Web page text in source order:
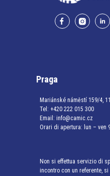
Praga
Mariánské náměstí 159/4,
Tel: +420 222 015 300
Email: info@camic.cz
Orari di apertura: lun – ven
Non si effettua servizio di
incontro con un referente,